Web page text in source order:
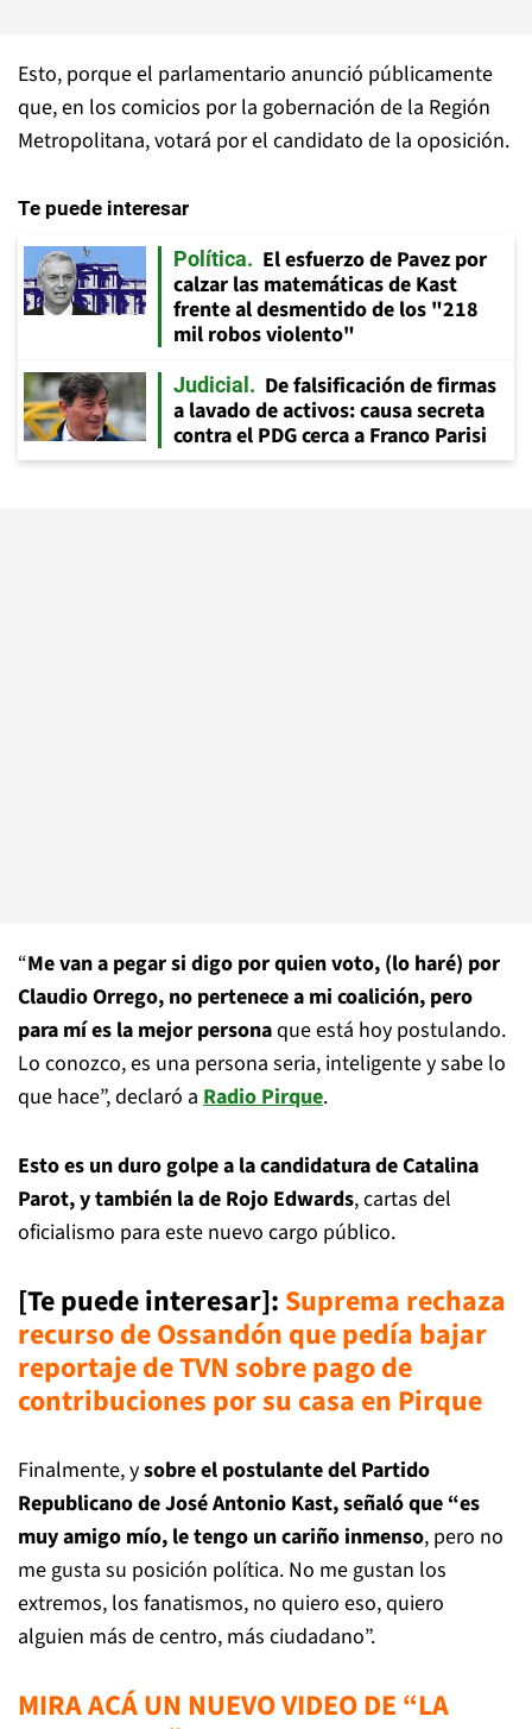
Esto, porque el parlamentario anunció públicamente
que, en los comicios por la gobernación de la Región
Metropolitana, votará por el candidato de la oposición.
Te puede interesar
Política
El esfuerzo de Pavez por
calzar las matemáticas de Kast
frente al desmentido de los "218
mil robos violento"
Judicial
De falsificación de firmas
a lavado de activos: causa secreta
contra el PDG cerca a Franco Parisi
“Me van a pegar si digo por quien voto, (lo haré) por
Claudio Orrego, no pertenece a mi coalición, pero
para mí es la mejor personaque está hoy postulando.
Lo conozco, es una persona seria, inteligente y sabe lo
que hace”, declaró a Radio Pirque.
Esto es un duro golpe a la candidatura de Catalina
Parot, y también la de Rojo Edwards, cartas del
oficialismo para este nuevo cargo público.
[Te puede interesar]: Suprema rechaza
recurso de Ossandón que pedía bajar
reportaje de TVN sobre pago de
contribuciones por su casa en Pirque
Finalmente, ysobre el postulante del Partido
Republicano de José Antonio Kast, señaló que “es
muy amigo mío, le tengo un cariño inmenso, pero no
me gusta su posición política. No me gustan los
extremos, los fanatismos, no quiero eso, quiero
alguien más de centro, más ciudadano”.
MIRA ACÁ UN NUEVO VIDEO DE “LA